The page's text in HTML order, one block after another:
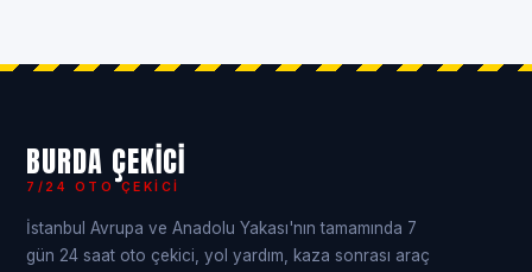
BURDA ÇEKICI
7/24 OTO ÇEKICI
İstanbul Avrupa ve Anadolu Yakası'nın tamamında 7
gün 24 saat oto çekici, yol yardım, kaza sonrası araç